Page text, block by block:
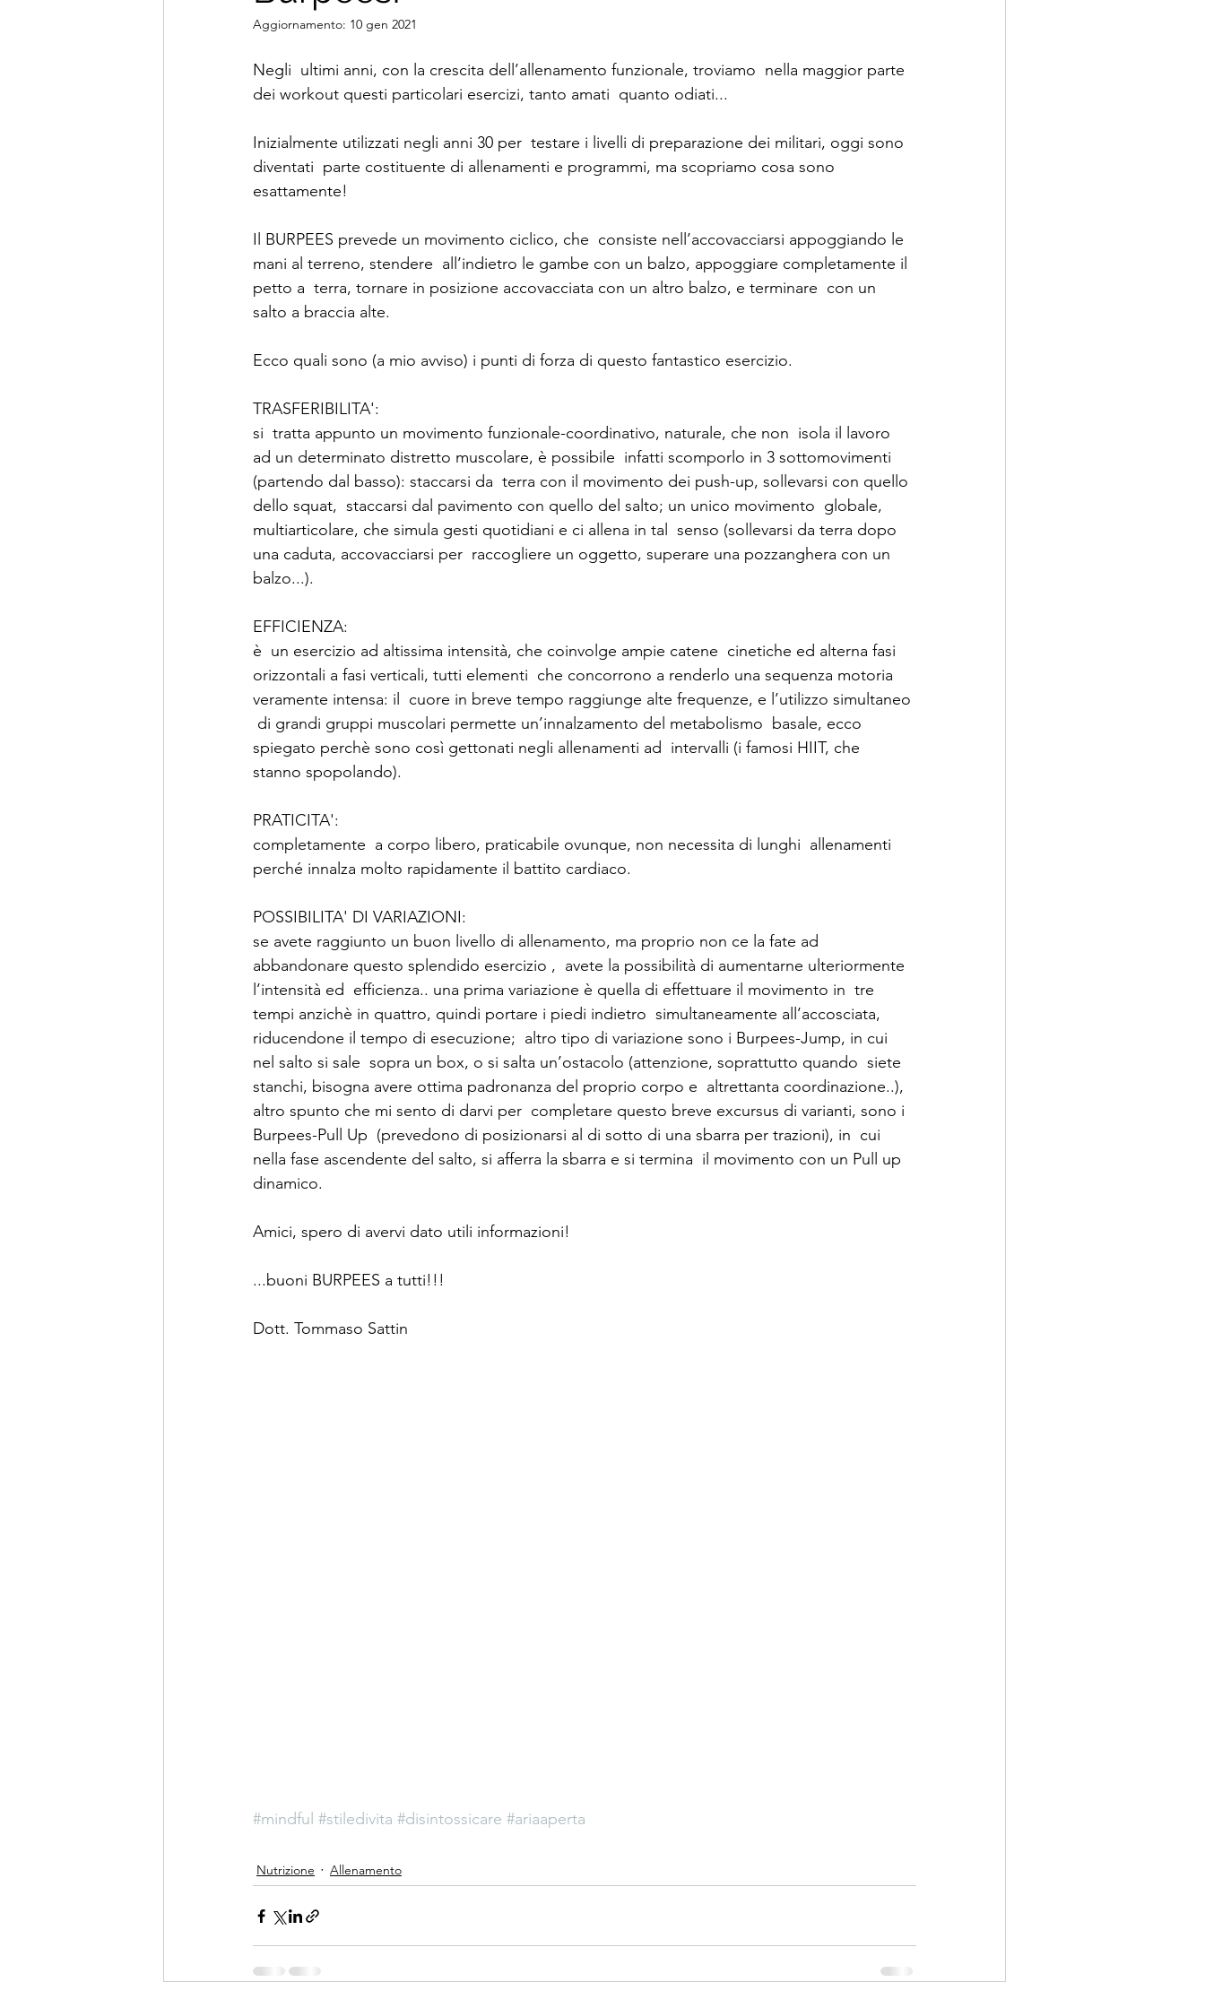
Aggiornamento: 10 gen 2021
Negli  ultimi anni, con la crescita dell’allenamento funzionale, troviamo  nella maggior parte
dei workout questi particolari esercizi, tanto amati  quanto odiati...
Inizialmente utilizzati negli anni 30 per  testare i livelli di preparazione dei militari, oggi sono
diventati  parte costituente di allenamenti e programmi, ma scopriamo cosa sono
esattamente!
Il BURPEES prevede un movimento ciclico, che  consiste nell’accovacciarsi appoggiando le
mani al terreno, stendere  all’indietro le gambe con un balzo, appoggiare completamente il
petto a  terra, tornare in posizione accovacciata con un altro balzo, e terminare  con un
salto a braccia alte.
Ecco quali sono (a mio avviso) i punti di forza di questo fantastico esercizio.
TRASFERIBILITA':
si  tratta appunto un movimento funzionale-coordinativo, naturale, che non  isola il lavoro
ad un determinato distretto muscolare, è possibile  infatti scomporlo in 3 sottomovimenti
(partendo dal basso): staccarsi da  terra con il movimento dei push-up, sollevarsi con quello
dello squat,  staccarsi dal pavimento con quello del salto; un unico movimento  globale,
multiarticolare, che simula gesti quotidiani e ci allena in tal  senso (sollevarsi da terra dopo
una caduta, accovacciarsi per  raccogliere un oggetto, superare una pozzanghera con un
balzo...).
EFFICIENZA:
è  un esercizio ad altissima intensità, che coinvolge ampie catene  cinetiche ed alterna fasi
orizzontali a fasi verticali, tutti elementi  che concorrono a renderlo una sequenza motoria
veramente intensa: il  cuore in breve tempo raggiunge alte frequenze, e l’utilizzo simultaneo
di grandi gruppi muscolari permette un’innalzamento del metabolismo  basale, ecco
spiegato perchè sono così gettonati negli allenamenti ad  intervalli (i famosi HIIT, che
stanno spopolando).
PRATICITA':
completamente  a corpo libero, praticabile ovunque, non necessita di lunghi  allenamenti
perché innalza molto rapidamente il battito cardiaco.
POSSIBILITA' DI VARIAZIONI:
se avete raggiunto un buon livello di allenamento, ma proprio non ce la fate ad
abbandonare questo splendido esercizio ,  avete la possibilità di aumentarne ulteriormente
l’intensità ed  efficienza.. una prima variazione è quella di effettuare il movimento in  tre
tempi anzichè in quattro, quindi portare i piedi indietro  simultaneamente all’accosciata,
riducendone il tempo di esecuzione;  altro tipo di variazione sono i Burpees-Jump, in cui
nel salto si sale  sopra un box, o si salta un’ostacolo (attenzione, soprattutto quando  siete
stanchi, bisogna avere ottima padronanza del proprio corpo e  altrettanta coordinazione..),
altro spunto che mi sento di darvi per  completare questo breve excursus di varianti, sono i
Burpees-Pull Up  (prevedono di posizionarsi al di sotto di una sbarra per trazioni), in  cui
nella fase ascendente del salto, si afferra la sbarra e si termina  il movimento con un Pull up
dinamico.
Amici, spero di avervi dato utili informazioni!
...buoni BURPEES a tutti!!!
Dott. Tommaso Sattin
#mindful #stiledivita #disintossicare #ariaaperta
Nutrizione Allenamento